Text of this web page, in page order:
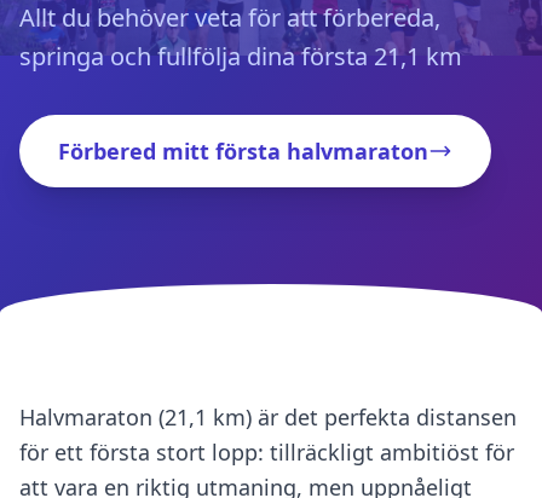
Allt du behöver veta för att förbereda,
springa och fullfölja dina första 21,1 km
Förbered mitt första halvmaraton
Halvmaraton (21,1 km) är det perfekta distansen
för ett första stort lopp: tillräckligt ambitiöst för
att vara en riktig utmaning, men uppnåeligt